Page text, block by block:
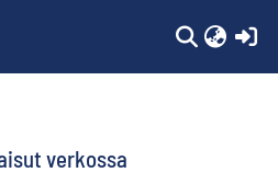
verkossa